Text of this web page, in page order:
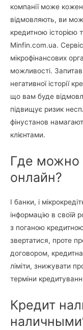
компанії може кожен
відмовляють, ви
кредитною історією
Minfin.com.ua.
мікрофінансових
можливості.
негативної історії
що вам буде
підвищує ризик
фінустанов
клієнтами.
Где можно
онлайн?
І банки, і
інформацію в своїй
з поганою
звертатися, проте
договором,
ліміти, знижувати
терміни
Кредит